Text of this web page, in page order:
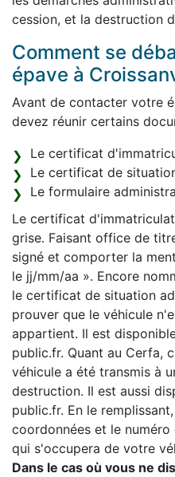
cession, et la destruction
Comment se
épave à
Avant de contacter votre
devez réunir certains
Le certificat
Le certificat de
Le formulaire
Le certificat
grise. Faisant office de
signé et comporter la
le jj/mm/aa ». Encore
le certificat de situation
prouver que le véhicule
appartient. Il est
public.fr. Quant au Cerfa,
véhicule a été transmis à
destruction. Il est aussi
public.fr. En le
coordonnées et le
qui s'occupera de votre
Dans le cas où vous ne